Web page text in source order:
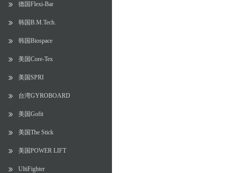
德国Flexi-Bar
韩国B.M.Tech.
韩国Biospace
美国Core-Tex
美国SPRI
台湾GYROBOARD
美国Gofit
美国The Stick
美国POWER LIFT
UltiFighter